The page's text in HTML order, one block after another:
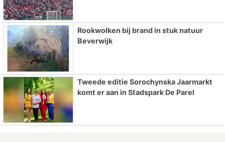
Rookwolken bij brand in stuk natuur
Beverwijk
Tweede editie Sorochynska Jaarmarkt
komt er aan in Stadspark De Parel